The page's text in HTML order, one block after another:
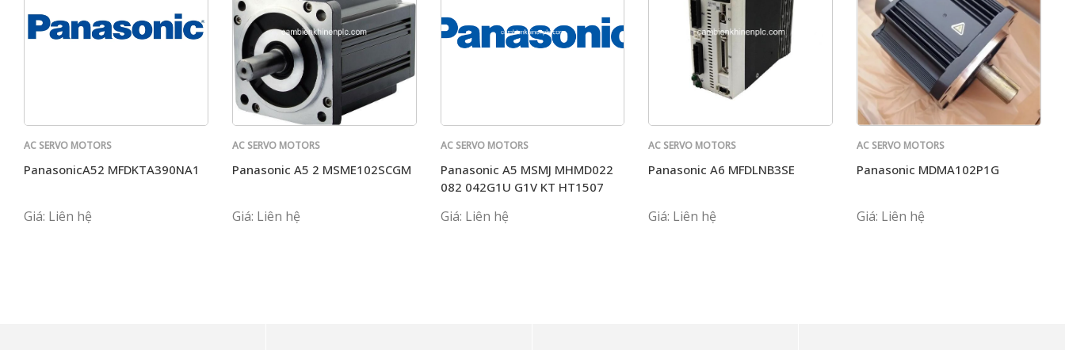
AC SERVO MOTORS
PanasonicA52 MFDKTA390NA1
Giá: Liên hệ
AC SERVO MOTORS
Panasonic A5 2 MSME102SCGM
Giá: Liên hệ
AC SERVO MOTORS
Panasonic A5 MSMJ MHMD022
082 042G1U G1V KT HT1507
Giá: Liên hệ
AC SERVO MOTORS
Panasonic A6 MFDLNB3SE
Giá: Liên hệ
AC SERVO MOTORS
Panasonic MDMA102P1G
Giá: Liên hệ